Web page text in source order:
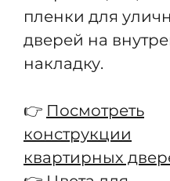
пленки для
дверей на
накладку.
👉 Посмотреть
конструкции
квартирных